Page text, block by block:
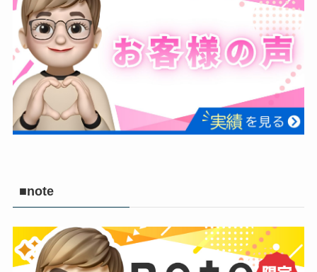
■note